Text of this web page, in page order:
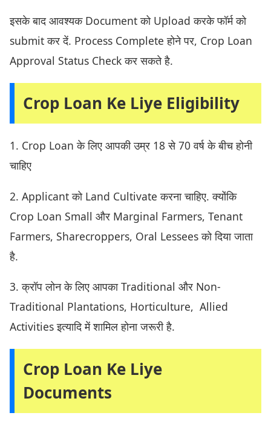
इसके बाद आवश्यक Document को Upload करके फॉर्म को
submit कर दें. Process Complete होने पर, Crop Loan
Approval Status Check कर सकते है.
Crop Loan Ke Liye Eligibility
1. Crop Loan के लिए आपकी उम्र 18 से 70 वर्ष के बीच होनी
चाहिए
2. Applicant को Land Cultivate करना चाहिए. क्योंकि
Crop Loan Small और Marginal Farmers, Tenant
Farmers, Sharecroppers, Oral Lessees को दिया जाता
है.
3. क्रॉप लोन के लिए आपका Traditional और Non-
Traditional Plantations, Horticulture, Allied
Activities इत्यादि में शामिल होना जरूरी है.
Crop Loan Ke Liye
Documents